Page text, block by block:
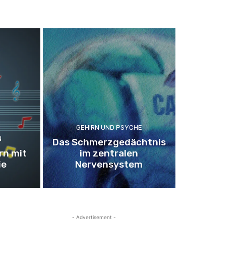
mit
GEHIRN UND PSYCHE
Das Schmerzgedächtnis
im zentralen
Nervensystem
- Advertisement -